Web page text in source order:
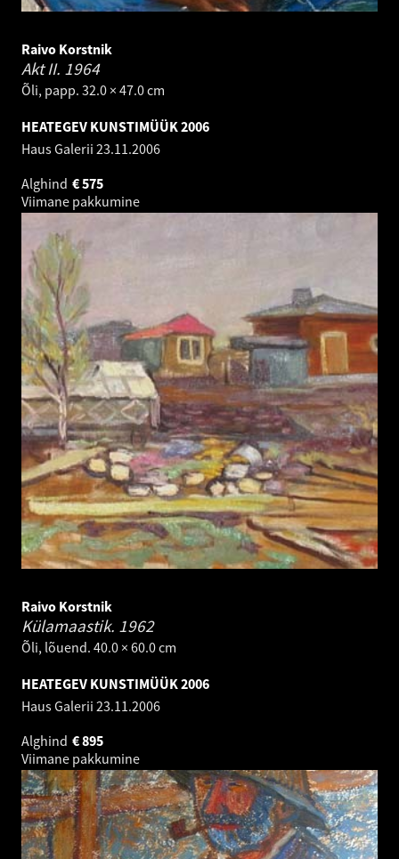
Raivo Korstnik
Akt II. 1964
Õli, papp. 32.0 × 47.0 cm
HEATEGEV KUNSTIMÜÜK 2006
Haus Galerii 23.11.2006
Alghind
575
€
Viimane pakkumine
Raivo Korstnik
Külamaastik. 1962
Õli, lõuend. 40.0 × 60.0 cm
HEATEGEV KUNSTIMÜÜK 2006
Haus Galerii 23.11.2006
Alghind
895
€
Viimane pakkumine